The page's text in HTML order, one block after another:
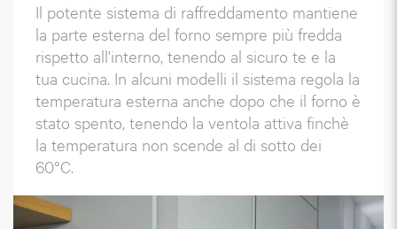
Il potente sistema di raffreddamento mantiene
la parte esterna del forno sempre più fredda
rispetto all'interno, tenendo al sicuro te e la
tua cucina. In alcuni modelli il sistema regola la
temperatura esterna anche dopo che il forno è
stato spento, tenendo la ventola attiva finchè
la temperatura non scende al di sotto dei
60°C.